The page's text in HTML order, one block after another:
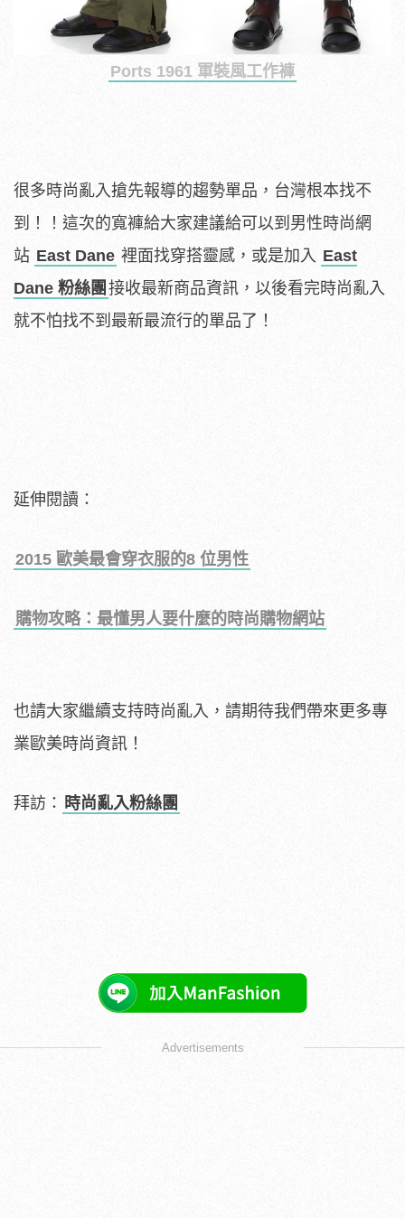
Ports 1961 軍裝風工作褲
很多時尚亂入搶先報導的趨勢單品，台灣根本找不
到！！這次的寬褲給大家建議給可以到男性時尚網
站 East Dane 裡面找穿搭靈感，或是加入 East
Dane 粉絲團 接收最新商品資訊，以後看完時尚亂入
就不怕找不到最新最流行的單品了！
延伸閱讀：
2015 歐美最會穿衣服的8 位男性
購物攻略：最懂男人要什麼的時尚購物網站
也請大家繼續支持時尚亂入，請期待我們帶來更多專
業歐美時尚資訊！
拜訪： 時尚亂入粉絲團
Advertisements